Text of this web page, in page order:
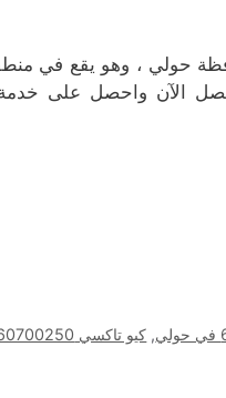
حولي ، وهو يقع في
الآن واحصل على
, كيو تاكسي 60700250 في محافظة حولي